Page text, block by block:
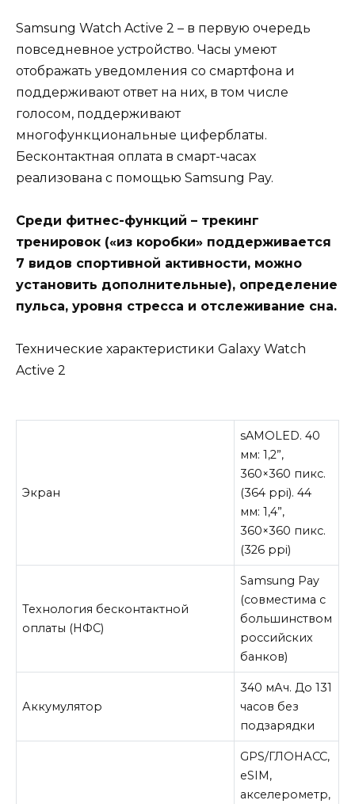
Samsung Watch Active 2 – в первую очередь
повседневное устройство. Часы умеют
отображать уведомления со смартфона и
поддерживают ответ на них, в том числе
голосом, поддерживают
многофункциональные циферблаты.
Бесконтактная оплата в смарт-часах
реализована с помощью Samsung Pay.
Среди фитнес-функций – трекинг
тренировок («из коробки» поддерживается
7 видов спортивной активности, можно
установить дополнительные), определение
пульса, уровня стресса и отслеживание сна.
Технические характеристики Galaxy Watch
Active 2
Экран
sAMOLED. 40
мм: 1,2”,
360×360 пикс.
(364 ppi). 44
мм: 1,4”,
360×360 пикс.
(326 ppi)
Технология бесконтактной
оплаты (НФС)
Samsung Pay
(совместима с
большинством
российских
банков)
Аккумулятор
340 мАч. До 131
часов без
подзарядки
GPS/ГЛОНАСС,
eSIM,
акселерометр,